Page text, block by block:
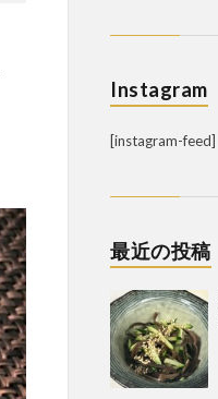
Instagram
[instagram-feed]
最近の投稿